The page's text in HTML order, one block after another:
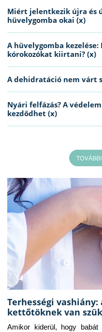
Miért jelentkezik újra és
hüvelygomba okai (x)
A hüvelygomba
kórokozókat kiirtani? (x)
A dehidratáció nem várt
Nyári felfázás? A
kezdődhet (x)
Terhességi vashiány:
kettőtöknek van
Amikor kiderül, hogy babát